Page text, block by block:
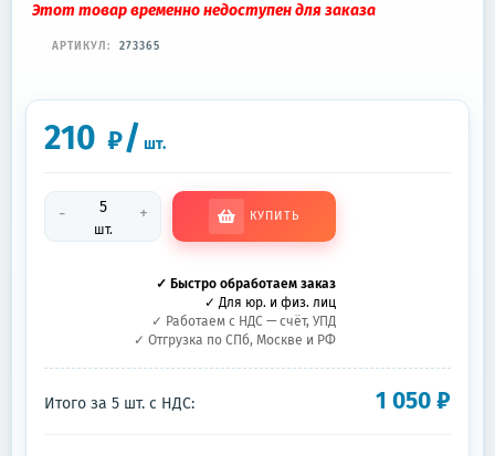
Этот товар временно недоступен для заказа
АРТИКУЛ: 273365
210 ₽/ шт.
-
шт.
+ КУПИТЬ
✓ Быстро обработаем заказ
✓ Для юр. и физ. лиц
✓ Работаем с НДС — счёт, УПД
✓ Отгрузка по СПб, Москве и РФ
Итого за 5 шт. с НДС: 1 050₽